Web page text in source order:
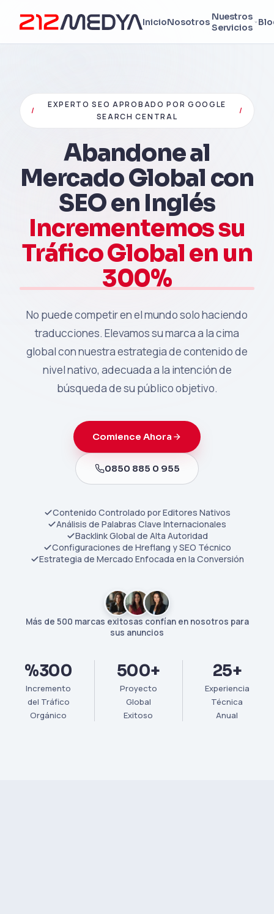
InicioNosotros Nuestros
Servicios
/
EXPERTO SEO APROBADO POR GOOGLE
SEARCH CENTRAL
/
Abandone al
Mercado Global con
SEO en Inglés
Incrementemos su
Tráfico Global en un
300%
No puede competir en el mundo solo haciendo
traducciones. Elevamos su marca a la cima
global con nuestra estrategia de contenido de
nivel nativo, adecuada a la intención de
búsqueda de su público objetivo.
Comience Ahora
0850 885 0 955
Contenido Controlado por Editores Nativos
Análisis de Palabras Clave Internacionales
Backlink Global de Alta Autoridad
Configuraciones de Hreflang y SEO Técnico
Estrategia de Mercado Enfocada en la Conversión
Más de 500 marcas exitosas confían en nosotros para
sus anuncios
%300
Incremento
del Tráfico
Orgánico
500+
Proyecto
Global
Exitoso
25+
Experiencia
Técnica
Anual